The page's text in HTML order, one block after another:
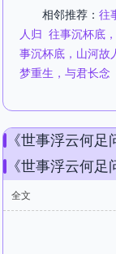
相邻推荐： 往
人归 往事沉杯底
事沉杯底，山河故
梦重生，与君长念
《世事浮云何
《世事浮云何
全文